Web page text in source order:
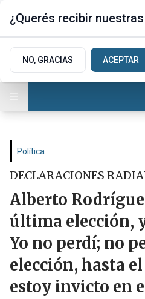
Política
DECLARACIONES
Alberto
última elección,
Yo no perdí; no
elección, hasta
estoy invicto en
¿Querés recibir
NO, GRACIAS ACEPTAR